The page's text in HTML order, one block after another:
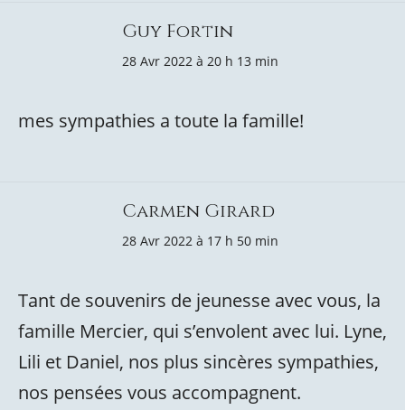
Guy Fortin
28 Avr 2022 à 20 h 13 min
mes sympathies a toute la famille!
Carmen Girard
28 Avr 2022 à 17 h 50 min
Tant de souvenirs de jeunesse avec vous, la
famille Mercier, qui s’envolent avec lui. Lyne,
Lili et Daniel, nos plus sincères sympathies,
nos pensées vous accompagnent.